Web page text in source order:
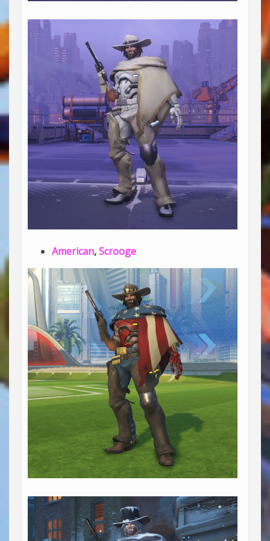
American,Scrooge